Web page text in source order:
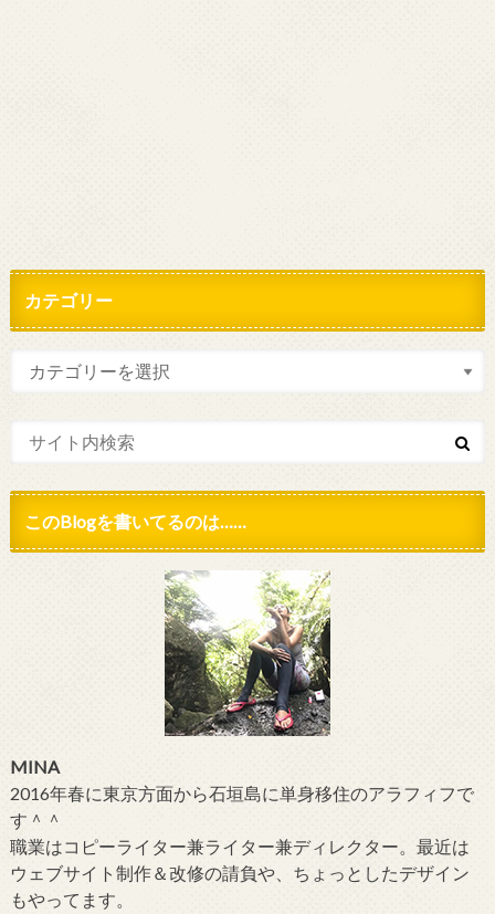
カテゴリー
このBlogを書いてるのは……
MINA
2016年春に東京方面から石垣島に単身移住のアラフィフで
す＾＾
職業はコピーライター兼ライター兼ディレクター。最近は
ウェブサイト制作＆改修の請負や、ちょっとしたデザイン
もやってます。